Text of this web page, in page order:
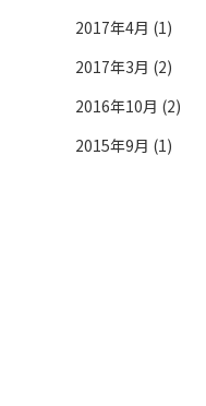
2017年4月 (1)
2017年3月 (2)
2016年10月 (2)
2015年9月 (1)